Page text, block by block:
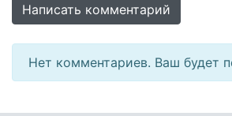
Написать комментарий
Нет комментариев. Ваш будет